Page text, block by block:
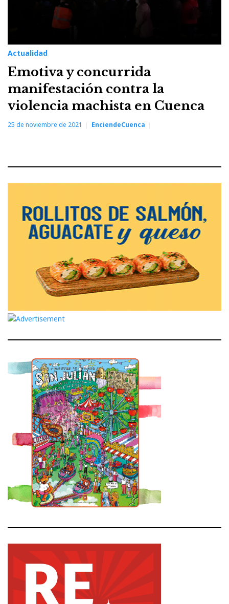
Actualidad
Emotiva y concurrida
manifestación contra la
violencia machista en Cuenca
25 de noviembre de 2021 EnciendeCuenca